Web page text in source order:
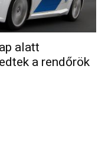
alatt
a rendőrök